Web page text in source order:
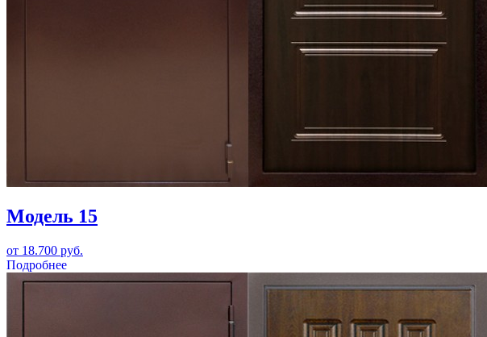
Модель 15
от 18.700 руб.
Подробнее